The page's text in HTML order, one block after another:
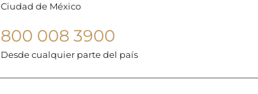
Ciudad de México
800 008 3900
Desde cualquier parte del país